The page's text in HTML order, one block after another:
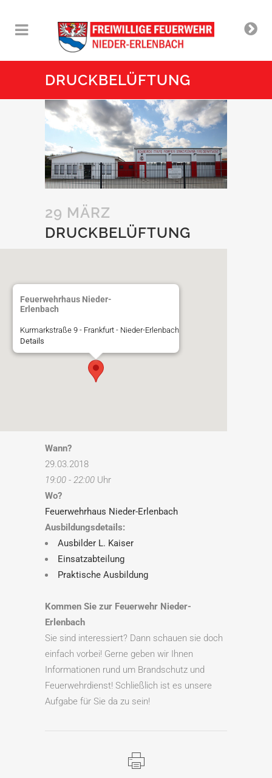
DRUCKBELÜFTUNG
29 MÄRZ
DRUCKBELÜFTUNG
Feuerwehrhaus Nieder-
Erlenbach
Kurmarkstraße 9 - Frankfurt - Nieder-Erlenbach
Details
Wann?
29.03.2018
19:00 - 22:00 Uhr
Wo?
Feuerwehrhaus Nieder-Erlenbach
Ausbildungsdetails:
Ausbilder L. Kaiser
Einsatzabteilung
Praktische Ausbildung
Kommen Sie zur Feuerwehr Nieder-
Erlenbach
Sie sind interessiert? Dann schauen sie doch
einfach vorbei! Gerne geben wir Ihnen
Informationen rund um Brandschutz und
Feuerwehrdienst! Schließlich ist es unsere
Aufgabe für Sie da zu sein!